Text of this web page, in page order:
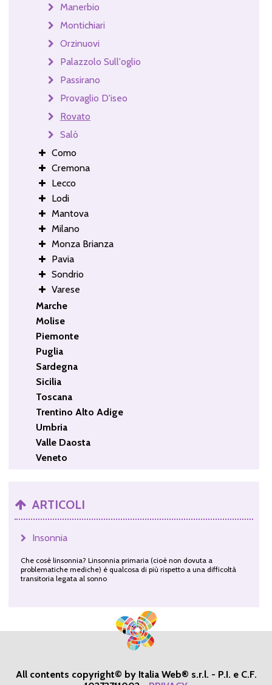
Manerbio
Montichiari
Orzinuovi
Palazzolo Sull'oglio
Passirano
Provaglio D'iseo
Rovato
Salò
Como
Cremona
Lecco
Lodi
Mantova
Milano
Monza Brianza
Pavia
Sondrio
Varese
Marche
Molise
Piemonte
Puglia
Sardegna
Sicilia
Toscana
Trentino Alto Adige
Umbria
Valle Daosta
Veneto
ARTICOLI
Insonnia
Che cosè linsonnia? Linsonnia primaria (cioè non dovuta a
problematiche mediche) è qualcosa di più rispetto a una difficoltà
transitoria legata al sonno
All contents copyright© by Italia Web® s.r.l. - P.I. e C.F.